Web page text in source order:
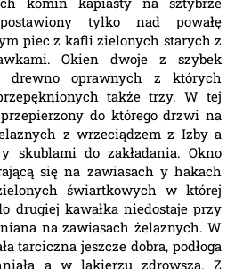
tylko nad powałę
piec z kafli zielonych starych z
Okien dwoje z szybek
drewno oprawnych z których
także trzy. W tej
do którego drzwi na
z wrzeciądzem z Izby a
skublami do zakładania. Okno
się na zawiasach y hakach
świartkowych w której
drugiej kawałka niedostaje przy
na zawiasach żelaznych. W
tarciczna jeszcze dobra, podłoga
a w lakierzu zdrowsza. Z